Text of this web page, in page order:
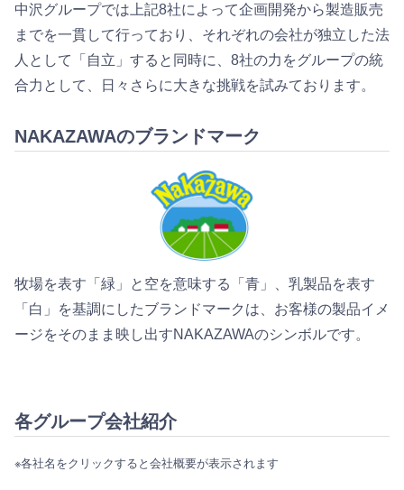
中沢グループでは上記8社によって企画開発から製造販売
までを一貫して行っており、それぞれの会社が独立した法
人として「自立」すると同時に、8社の力をグループの統
合力として、日々さらに大きな挑戦を試みております。
NAKAZAWAのブランドマーク
牧場を表す「緑」と空を意味する「青」、乳製品を表す
「白」を基調にしたブランドマークは、お客様の製品イメ
ージをそのまま映し出すNAKAZAWAのシンボルです。
各グループ会社紹介
※各社名をクリックすると会社概要が表示されます